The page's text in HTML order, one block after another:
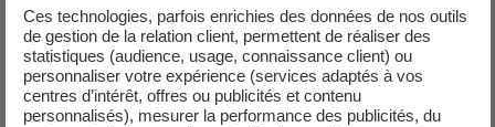
la COP 21 et complète les actions du Groupe dans la lutte
contre le changement climatique.
* HelloAsso est la première plateforme de crowdfunding dédiée aux
associations. Simple et sécurisé, HelloAsso permet à toutes les
Ces technologies, parfois enrichies des données de nos outils
de gestion de la relation client, permettent de réaliser des
statistiques (audience, usage, connaissance client) ou
personnaliser votre expérience (services adaptés à vos
centres d’intérêt, offres ou publicités et contenu
personnalisés), mesurer la performance des publicités, du